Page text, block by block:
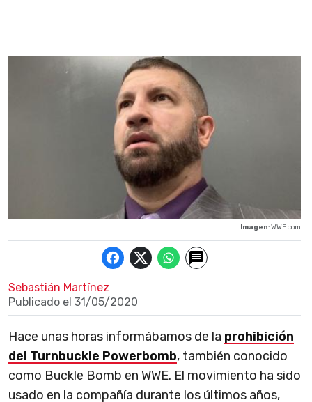
Imagen: WWE.com
Sebastián Martínez
Publicado el 31/05/2020
Hace unas horas informábamos de la prohibición
del Turnbuckle Powerbomb, también conocido
como Buckle Bomb en WWE. El movimiento ha sido
usado en la compañía durante los últimos años,